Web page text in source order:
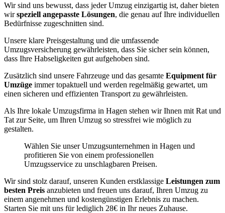
Wir sind uns bewusst, dass jeder Umzug einzigartig ist, daher bieten
wirspeziell angepasste Lösungen, die genau auf Ihre individuellen
Bedürfnisse zugeschnitten sind.
Unsere klare Preisgestaltung und die umfassende
Umzugsversicherung gewährleisten, dass Sie sicher sein können,
dass Ihre Habseligkeiten gut aufgehoben sind.
Zusätzlich sind unsere Fahrzeuge und das gesamte Equipment für
Umzüge immer topaktuell und werden regelmäßig gewartet, um
einen sicheren und effizienten Transport zu gewährleisten.
Als Ihre lokale Umzugsfirma in Hagen stehen wir Ihnen mit Rat und
Tat zur Seite, um Ihren Umzug so stressfrei wie möglich zu
gestalten.
Wählen Sie unser Umzugsunternehmen in Hagen und
profitieren Sie von einem professionellen
Umzugsservice zu unschlagbaren Preisen.
Wir sind stolz darauf, unseren Kunden erstklassige Leistungen zum
besten Preis anzubieten und freuen uns darauf, Ihren Umzug zu
einem angenehmen und kostengünstigen Erlebnis zu machen.
Starten Sie mit uns für lediglich 28€ in Ihr neues Zuhause.